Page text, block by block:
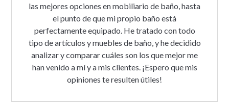
las mejores opciones en mobiliario de baño, hasta
el punto de que mi propio baño está
perfectamente equipado. He tratado con todo
tipo de artículos y muebles de baño, y he decidido
analizar y comparar cuáles son los que mejor me
han venido a mí y a mis clientes. ¡Espero que mis
opiniones te resulten útiles!